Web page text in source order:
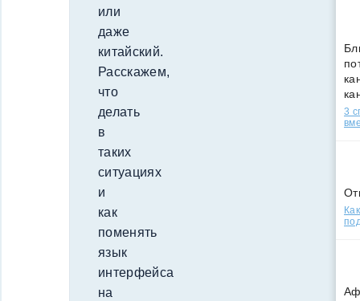
или
даже
китайский.
Расскажем,
что
делать
в
таких
ситуациях
и
как
поменять
язык
интерфейса
на
3